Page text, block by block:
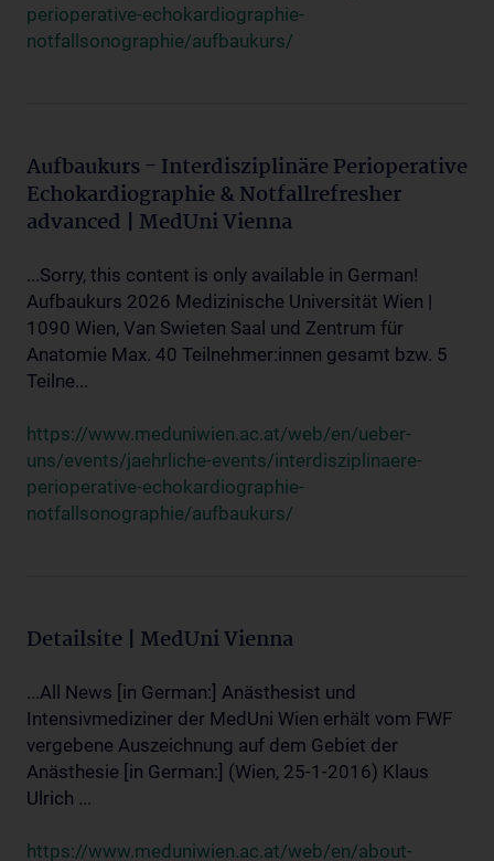
perioperative-echokardiographie-
notfallsonographie/aufbaukurs/
Aufbaukurs - Interdisziplinäre Perioperative
Echokardiographie & Notfallrefresher
advanced | MedUni Vienna
...Sorry, this content is only available in German!
Aufbaukurs 2026 Medizinische Universität Wien |
1090 Wien, Van Swieten Saal und Zentrum für
Anatomie Max. 40 Teilnehmer:innen gesamt bzw. 5
Teilne...
https://www.meduniwien.ac.at/web/en/ueber-
uns/events/jaehrliche-events/interdisziplinaere-
perioperative-echokardiographie-
notfallsonographie/aufbaukurs/
Detailsite | MedUni Vienna
...All News [in German:] Anästhesist und
Intensivmediziner der MedUni Wien erhält vom FWF
vergebene Auszeichnung auf dem Gebiet der
Anästhesie [in German:] (Wien, 25-1-2016) Klaus
Ulrich ...
https://www.meduniwien.ac.at/web/en/about-